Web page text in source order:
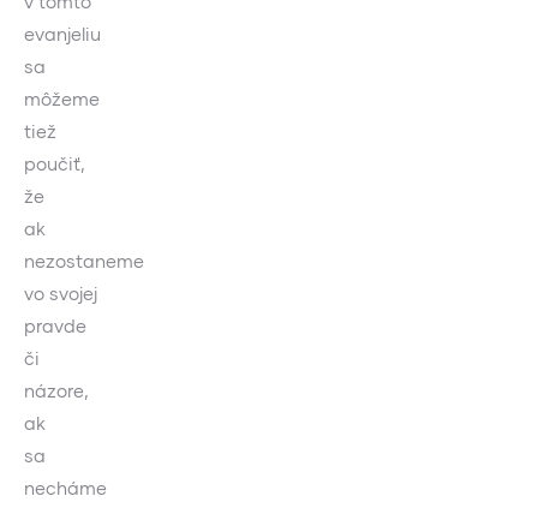
evanjeliu
sa
môžeme
tiež
poučiť,
že
ak
nezostaneme
vo svojej
pravde
či
názore,
ak
sa
necháme